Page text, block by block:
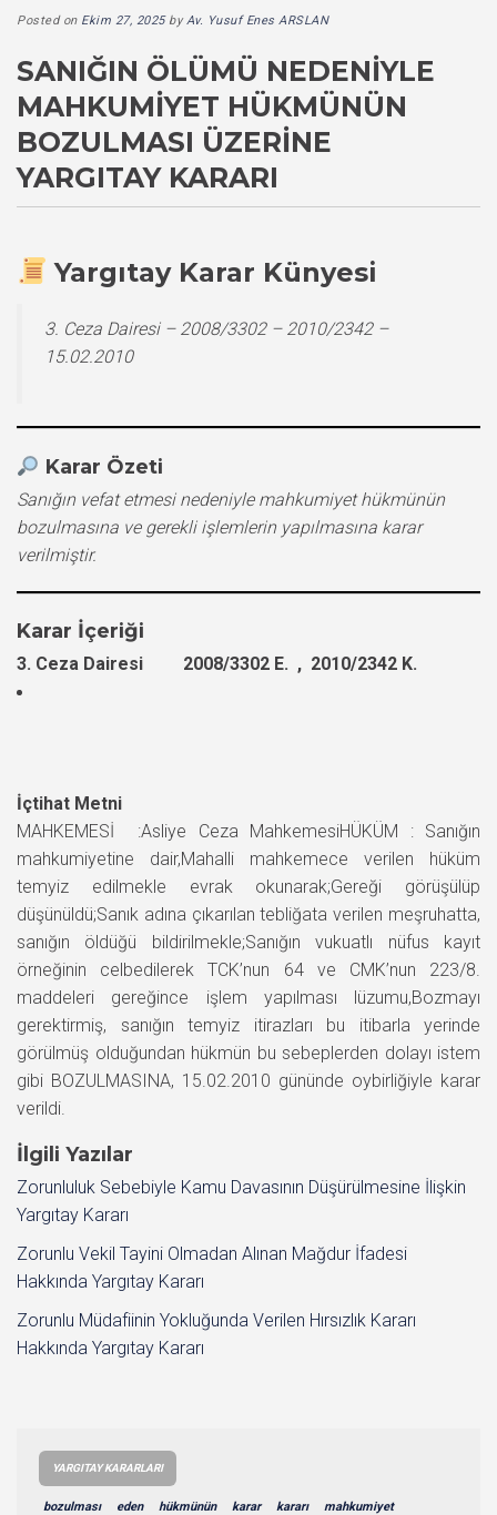
Posted on Ekim 27, 2025byAv. Yusuf Enes ARSLAN
SANIĞIN ÖLÜMÜ NEDENIYLE
MAHKUMIYET HÜKMÜNÜN
BOZULMASI ÜZERINE
YARGITAY KARARI
Yargıtay Karar Künyesi
3. Ceza Dairesi – 2008/3302 – 2010/2342 –
15.02.2010
Karar Özeti
Sanığın vefat etmesi nedeniyle mahkumiyet hükmünün
bozulmasına ve gerekli işlemlerin yapılmasına karar
verilmiştir.
Karar İçeriği
3. Ceza Dairesi 2008/3302 E. , 2010/2342 K.
İçtihat Metni
MAHKEMESİ :Asliye Ceza MahkemesiHÜKÜM : Sanığın
mahkumiyetine dair,Mahalli mahkemece verilen hüküm
temyiz edilmekle evrak okunarak;Gereği görüşülüp
düşünüldü;Sanık adına çıkarılan tebliğata verilen meşruhatta,
sanığın öldüğü bildirilmekle;Sanığın vukuatlı nüfus kayıt
örneğinin celbedilerek TCK’nun 64 ve CMK’nun 223/8.
maddeleri gereğince işlem yapılması lüzumu,Bozmayı
gerektirmiş, sanığın temyiz itirazları bu itibarla yerinde
görülmüş olduğundan hükmün bu sebeplerden dolayı istem
gibi BOZULMASINA, 15.02.2010 gününde oybirliğiyle karar
verildi.
İlgili Yazılar
Zorunluluk Sebebiyle Kamu Davasının Düşürülmesine İlişkin
Yargıtay Kararı
Zorunlu Vekil Tayini Olmadan Alınan Mağdur İfadesi
Hakkında Yargıtay Kararı
Zorunlu Müdafiinin Yokluğunda Verilen Hırsızlık Kararı
Hakkında Yargıtay Kararı
YARGITAY KARARLARI
bozulması eden hükmünün karar kararı mahkumiyet